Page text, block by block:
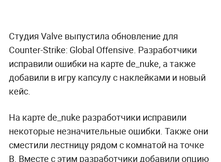
Студия Valve выпустила обновление для
Counter-Strike: Global Offensive. Разработчики
исправили ошибки на карте de_nuke, а также
добавили в игру капсулу с наклейками и новый
кейс.
На карте de_nuke разработчики исправили
некоторые незначительные ошибки. Также они
сместили лестницу рядом с комнатой на точке
B. Вместе с этим разработчики добавили опцию